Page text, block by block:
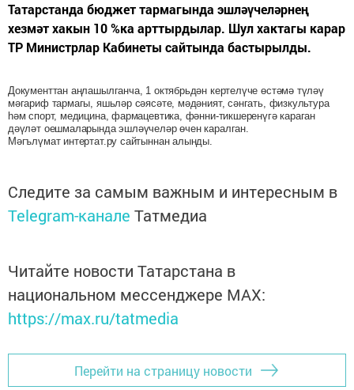
Татарстанда бюджет тармагында эшләүчеләрнең
хезмәт хакын 10 %ка арттырдылар. Шул хактагы карар
ТР Министрлар Кабинеты сайтында бастырылды.
Документтан аңлашылганча, 1 октябрьдән кертелүче өстәмә түләү
мәгариф тармагы, яшьләр сәясәте, мәдәният, сәнгать, физкультура
һәм спорт, медицина, фармацевтика, фәнни-тикшеренүгә караган
дәүләт оешмаларында эшләүчеләр өчен каралган.
Мәгълүмат интертат.ру сайтыннан алынды.
Следите за самым важным и интересным в
Telegram-канале Татмедиа
Читайте новости Татарстана в
национальном мессенджере MАХ:
https://max.ru/tatmedia
Перейти на страницу новости